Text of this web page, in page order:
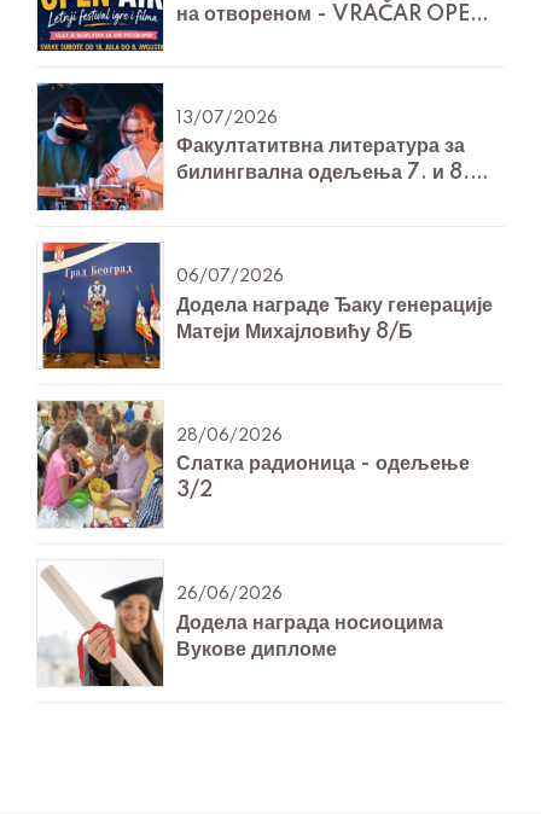
на отвореном - VRAČAR OPEN
13/07/2026
Факултатитвна литература за
билингвална одељења 7. и 8.
06/07/2026
Додела награде Ђаку генерације
Матеји Михајловићу 8/Б
28/06/2026
Слатка радионица - одељење
3/2
26/06/2026
Додела награда носиоцима
Вукове дипломе